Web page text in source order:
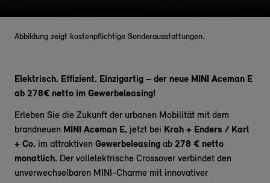
Abbildung zeigt kostenpflichtige Sonderausstattungen.
Elektrisch. Effizient. Einzigartig – der neue MINI Aceman E
ab 278€ netto im Gewerbeleasing!
Erleben Sie die Zukunft der urbanen Mobilität mit dem
brandneuen MINI Aceman E, jetzt bei Krah + Enders / Karl
+ Co. im attraktiven Gewerbeleasing ab 278 € netto
monatlich. Der vollelektrische Crossover verbindet den
unverwechselbaren MINI-Charme mit innovativer